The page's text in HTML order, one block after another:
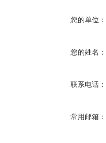
您的单位：
您的姓名：
联系电话：
常用邮箱：